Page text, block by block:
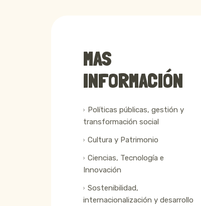
MAS
INFORMACIÓN
Políticas públicas, gestión y
transformación social
Cultura y Patrimonio
Ciencias, Tecnología e
Innovación
Sostenibilidad,
internacionalización y desarrollo